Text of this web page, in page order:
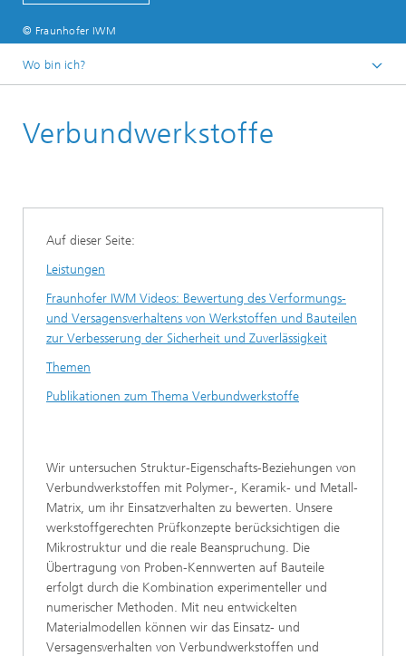
© Fraunhofer IWM
Wo bin ich?
Geschäftsfelder
Verbundwerkstoffe
Auf dieser Seite:
Leistungen
Fraunhofer IWM Videos: Bewertung des Verformungs-
und Versagensverhaltens von Werkstoffen und Bauteilen
zur Verbesserung der Sicherheit und Zuverlässigkeit
Themen
Publikationen zum Thema Verbundwerkstoffe
Wir untersuchen Struktur-Eigenschafts-Beziehungen von
Verbundwerkstoffen mit Polymer-, Keramik- und Metall-
Matrix, um ihr Einsatzverhalten zu bewerten. Unsere
werkstoffgerechten Prüfkonzepte berücksichtigen die
Mikrostruktur und die reale Beanspruchung. Die
Übertragung von Proben-Kennwerten auf Bauteile
erfolgt durch die Kombination experimenteller und
numerischer Methoden. Mit neu entwickelten
Materialmodellen können wir das Einsatz- und
Versagensverhalten von Verbundwerkstoffen und